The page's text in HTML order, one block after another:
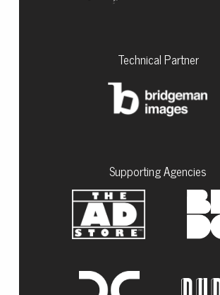
Technical Partner
Supporting Agencies